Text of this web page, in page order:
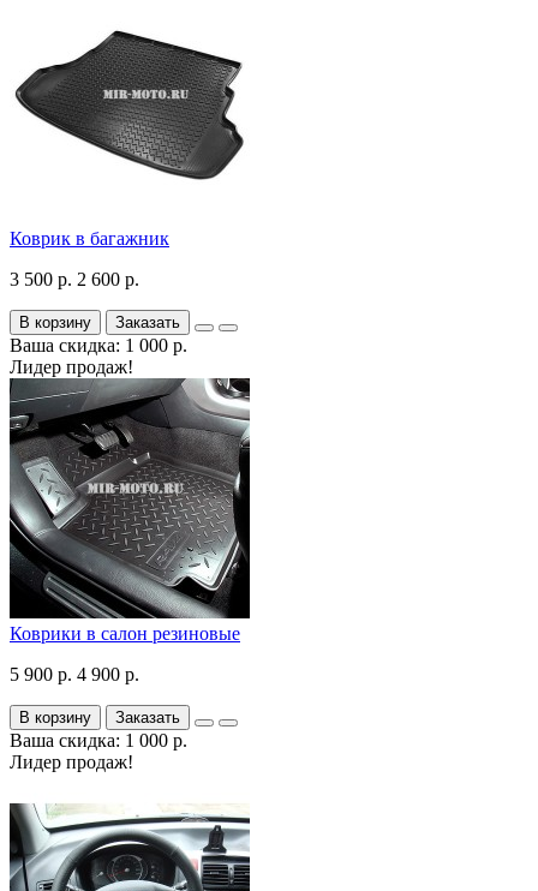
Коврик в багажник
3 500 р. 2 600 р.
В корзину Заказать
Ваша скидка: 1 000 р.
Лидер продаж!
Коврики в салон резиновые
5 900 р. 4 900 р.
В корзину Заказать
Ваша скидка: 1 000 р.
Лидер продаж!